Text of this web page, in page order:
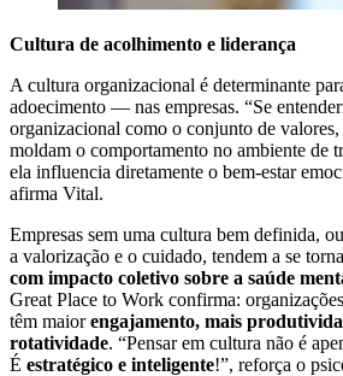
Cultura de acolhimento e liderança
A cultura organizacional é determinante
adoecimento — nas empresas. “Se
organizacional como o conjunto de valores,
moldam o comportamento no ambiente de
ela influencia diretamente o bem-estar
afirma Vital.
Empresas sem uma cultura bem definida,
a valorização e o cuidado, tendem a se
com impacto coletivo sobre a saúde
Great Place to Work confirma:
têm maiorengajamento, mais
rotatividade. “Pensar em cultura não é
É estratégico e inteligente!”, reforça o